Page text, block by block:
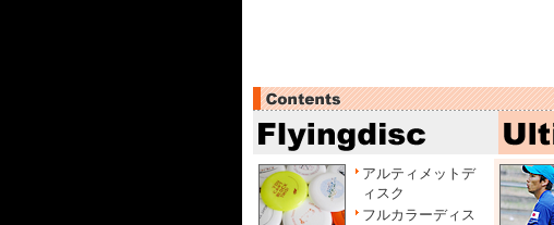
アルティメットデ
ィスク
フルカラーディス